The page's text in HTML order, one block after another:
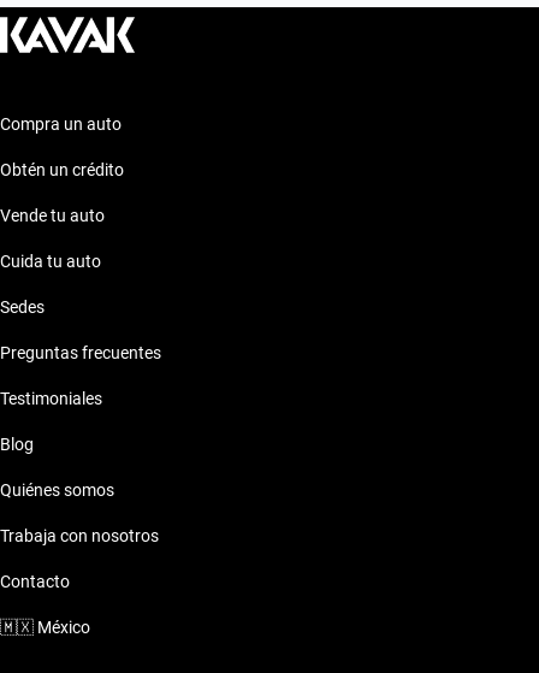
Compra un auto
Obtén un crédito
Vende tu auto
Cuida tu auto
Sedes
Preguntas frecuentes
Testimoniales
Blog
Quiénes somos
Trabaja con nosotros
Contacto
🇲🇽 México